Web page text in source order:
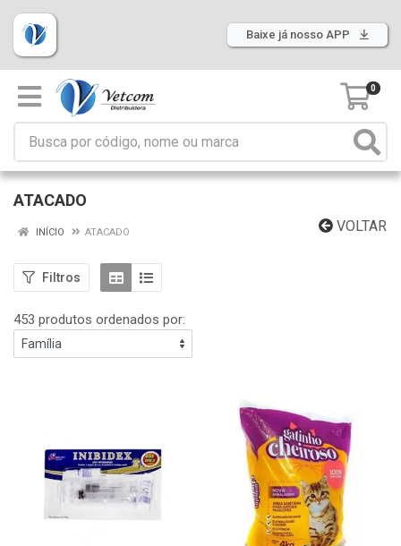
Baixe já nosso APP
0
ATACADO
VOLTAR
INÍCIO ATACADO
Filtros
453 produtos ordenados por: